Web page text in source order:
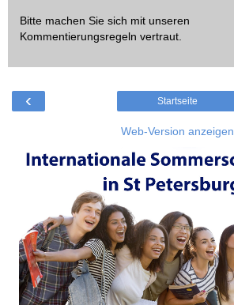
Bitte machen Sie sich mit unseren
Kommentierungsregeln vertraut.
‹ Startseite
Web-Version anzeigen